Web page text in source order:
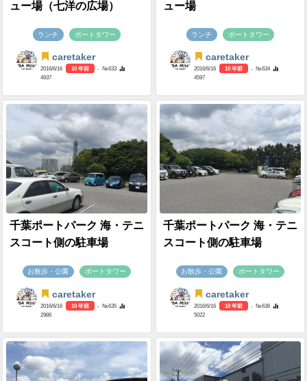
ュー場（七洋の広場）
ランチ ポートタワー
caretaker
2016/6/16 10 年前
- №633
4937
ュー場
ランチ ポートタワー
caretaker
2016/6/16 10 年前
- №634
4597
千葉ポートパーク 海・テニ
スコート側の駐車場
お散歩・公園 ポートタワー
caretaker
2016/6/16 10 年前
- №635
2986
千葉ポートパーク 海・テニ
スコート側の駐車場
お散歩・公園 ポートタワー
caretaker
2016/6/16 10 年前
- №636
5022